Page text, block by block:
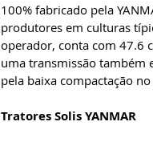
100% fabricado pela
produtores em culturas
operador, conta com 47.6
uma transmissão também
pela baixa compactação
Tratores Solis YANMAR